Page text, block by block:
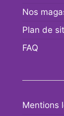
Nos
Plan de
FAQ
Mentions